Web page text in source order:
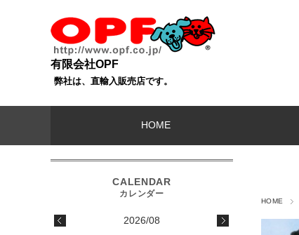
有限会社OPF
弊社は、直輸入販売店です。
HOME
HOME
2026/08